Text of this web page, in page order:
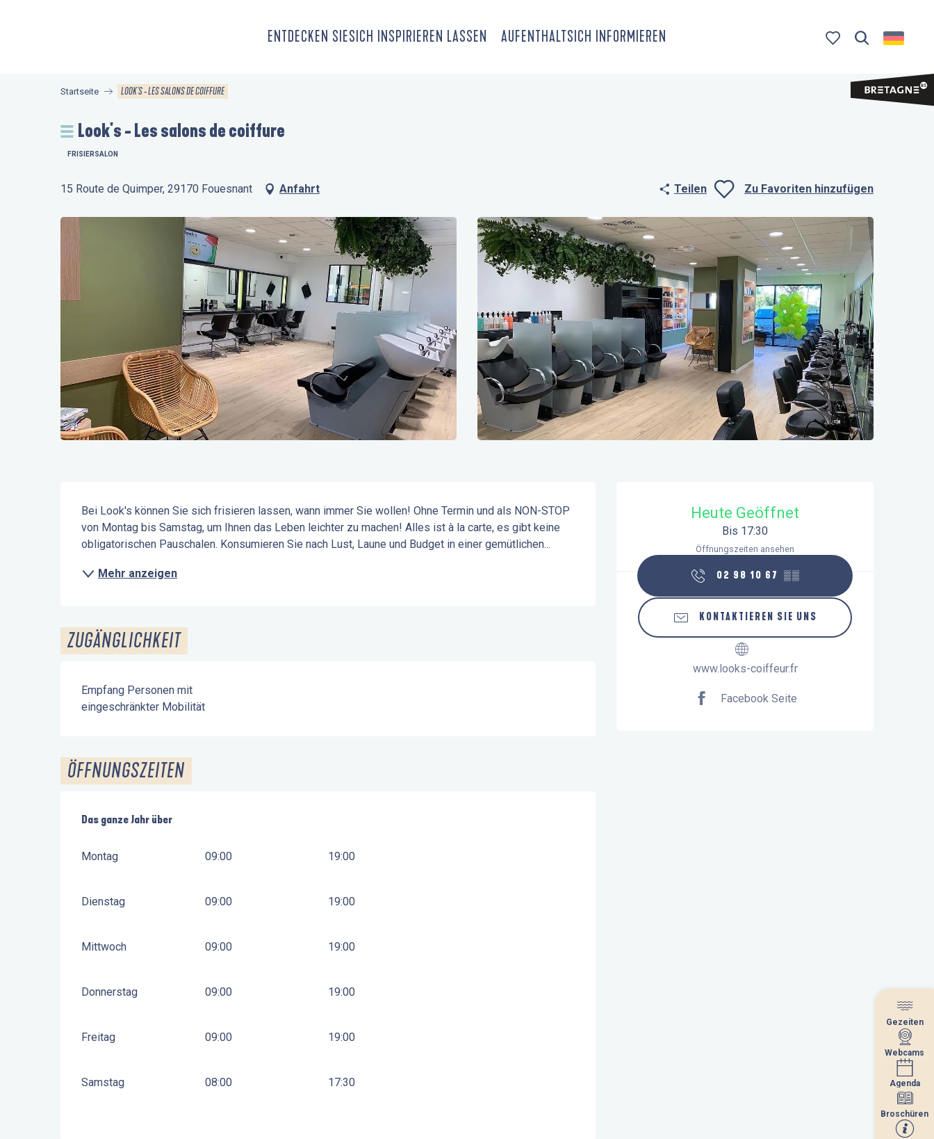
ENTDECKEN SIESICH INSPIRIEREN LASSEN AUFENTHALTSICH INFORMIEREN
Gezeiten
Webcams
Agenda
Broschüren
Startseite LOOK'S - LES SALONS DE COIFFURE
Look's - Les salons de coiffure
FRISIERSALON
15 Route de Quimper, 29170 Fouesnant Anfahrt Teilen
Ajouter aux
Zu Favoriten hinzufügen
Öffnungszeiten & Kontaktdaten
Heute Geöffnet
Bis 17:30
Öffnungszeiten ansehen
02 98 10 67 ▒▒
KONTAKTIEREN SIE UNS
www.looks-coiffeur.fr
Facebook Seite
Beschreibung
Bei Look's können Sie sich frisieren lassen, wann immer Sie wollen! Ohne Termin und als NON-STOP
von Montag bis Samstag, um Ihnen das Leben leichter zu machen! Alles ist à la carte, es gibt keine
obligatorischen Pauschalen. Konsumieren Sie nach Lust, Laune und Budget in einer gemütlichen...
Mehr anzeigen
ZUGÄNGLICHKEIT
Empfang Personen mit
eingeschränkter Mobilität
ÖFFNUNGSZEITEN
Das ganze Jahr über
Das ganze Jahr über
Montag 09:00 19:00
Dienstag 09:00 19:00
Mittwoch 09:00 19:00
Donnerstag 09:00 19:00
Freitag 09:00 19:00
Samstag 08:00 17:30